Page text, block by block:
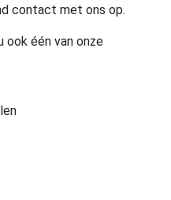
contact met ons op.
ook één van onze